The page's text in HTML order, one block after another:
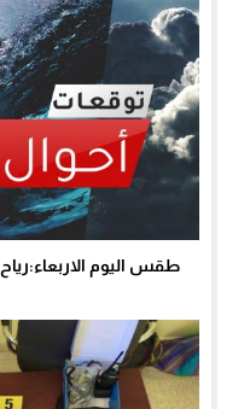
طقس اليوم